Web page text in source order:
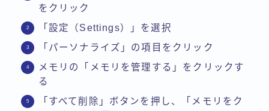
をクリック
「設定（Settings）」を選択
「パーソナライズ」の項目をクリック
メモリの「メモリを管理する」をクリックす
る
「すべて削除」ボタンを押し、「メモリをク